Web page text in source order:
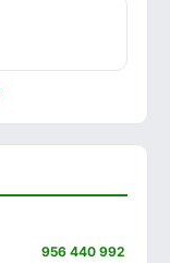
956 440 992